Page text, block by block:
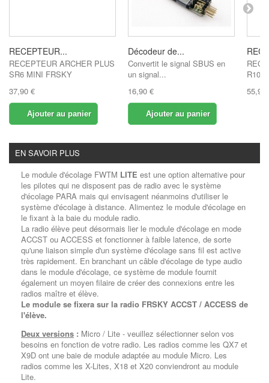
RECEPTEUR...
RECEPTEUR ARCHER PLUS
SR6 MINI FRSKY
37,90 €
Ajouter au panier
Décodeur de...
Convertit le signal SBUS en
un signal...
16,90 €
Ajouter au panier
R10+
55,90
EN SAVOIR PLUS
Le module d'écolage FWTM LITE est une option alternative pour
les pilotes qui ne disposent pas de radio avec le système
d'écolage PARA mais qui envisagent néanmoins d'utiliser le
système d'écolage à distance. Alimentez le module d'écolage en
le fixant à la baie du module radio.
La radio élève peut désormais lier le module d'écolage en mode
ACCST ou ACCESS et fonctionner à faible latence, de sorte
qu'une liaison simple d'un système d'écolage sans fil est active
très rapidement. En branchant un câble d'écolage de type audio
dans le module d'écolage, ce système de module fournit
également un moyen filaire de créer des connexions entre les
radios maître et élève.
Le module se fixera sur la radio FRSKY ACCST / ACCESS de
l'élève.
Deux versions : Micro / Lite - veuillez sélectionner selon vos
besoins en fonction de votre radio. Les radios comme les QX7 et
X9D ont une baie de module adaptée au module Micro. Les
radios comme les X-Lites, X18 et X20 conviendront au module
Lite.